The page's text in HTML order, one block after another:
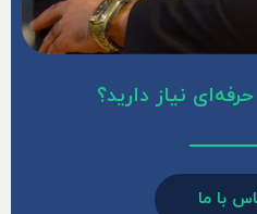
نیاز دارید؟
با ما